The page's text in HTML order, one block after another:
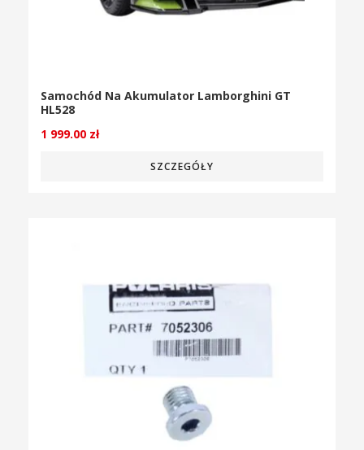
Samochód Na Akumulator Lamborghini GT
HL528
1 999.00 zł
SZCZEGÓŁY